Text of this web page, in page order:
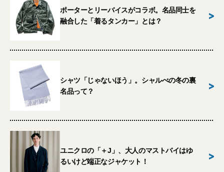
ポーターとリーバイスがコラボ。名品同士を
融合した「着るタンカー」とは？
>
シャツ「じゃないほう」。シャルべの冬の裏
名品って？
>
ユニクロの「＋J」、大人のマストバイはゆ
るいけど端正なジャケット！
>